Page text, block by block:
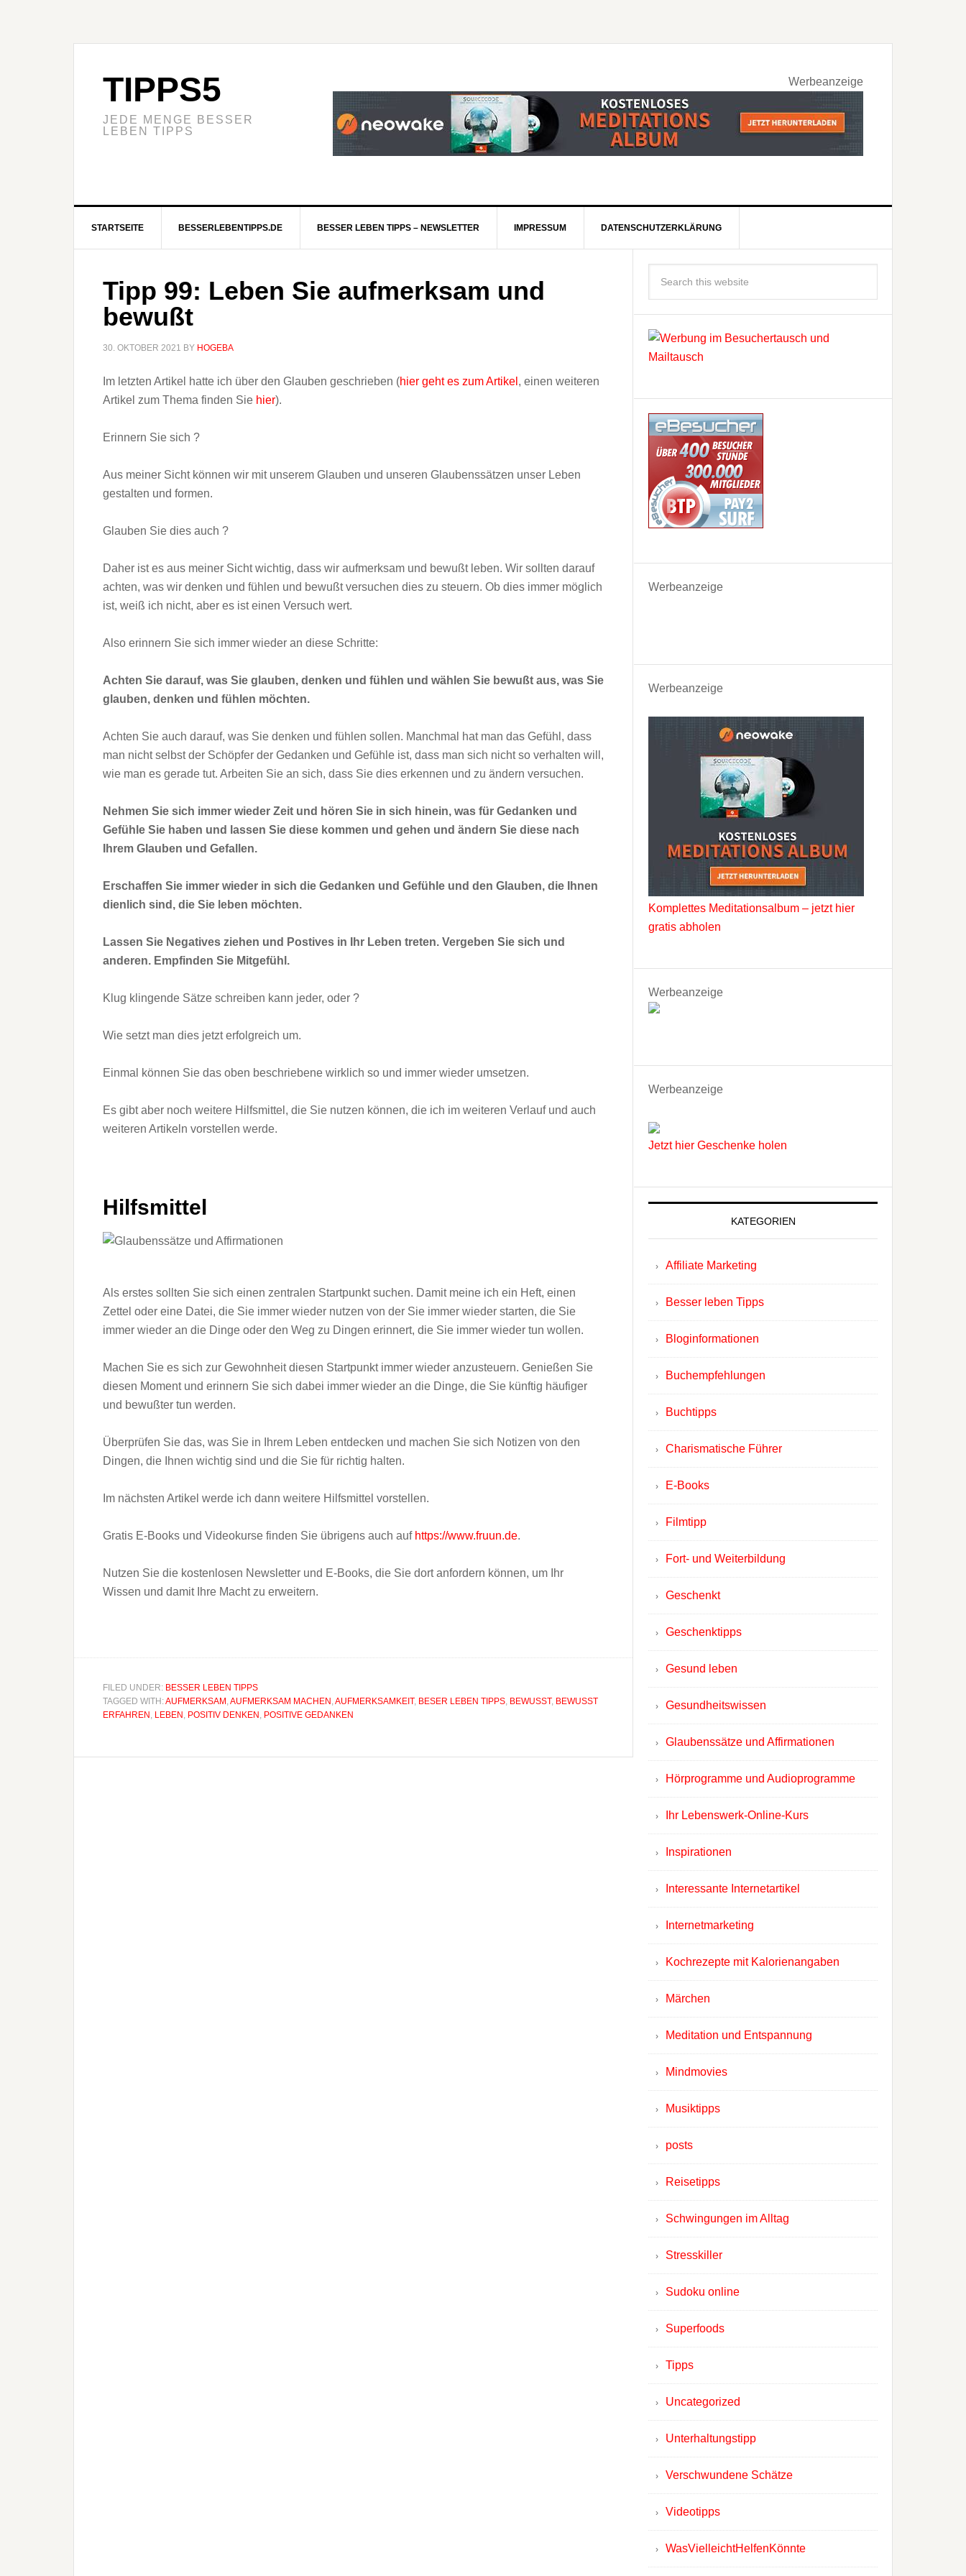
TIPPS5
JEDE MENGE BESSER
LEBEN TIPPS
Werbeanzeige
STARTSEITE BESSERLEBENTIPPS.DE BESSER LEBEN TIPPS – NEWSLETTER IMPRESSUM DATENSCHUTZERKLÄRUNG
Tipp 99: Leben Sie aufmerksam und
bewußt
30. OKTOBER 2021 BY HOGEBA
Im letzten Artikel hatte ich über den Glauben geschrieben (hier geht es zum Artikel , einen weiteren
Artikel zum Thema finden Sie hier).
Erinnern Sie sich ?
Aus meiner Sicht können wir mit unserem Glauben und unseren Glaubenssätzen unser Leben
gestalten und formen.
Glauben Sie dies auch ?
Daher ist es aus meiner Sicht wichtig, dass wir aufmerksam und bewußt leben. Wir sollten darauf
achten, was wir denken und fühlen und bewußt versuchen dies zu steuern. Ob dies immer möglich
ist, weiß ich nicht, aber es ist einen Versuch wert.
Also erinnern Sie sich immer wieder an diese Schritte:
Achten Sie darauf, was Sie glauben, denken und fühlen und wählen Sie bewußt aus, was Sie
glauben, denken und fühlen möchten.
Achten Sie auch darauf, was Sie denken und fühlen sollen. Manchmal hat man das Gefühl, dass
man nicht selbst der Schöpfer der Gedanken und Gefühle ist, dass man sich nicht so verhalten will,
wie man es gerade tut. Arbeiten Sie an sich, dass Sie dies erkennen und zu ändern versuchen.
Nehmen Sie sich immer wieder Zeit und hören Sie in sich hinein, was für Gedanken und
Gefühle Sie haben und lassen Sie diese kommen und gehen und ändern Sie diese nach
Ihrem Glauben und Gefallen.
Erschaffen Sie immer wieder in sich die Gedanken und Gefühle und den Glauben, die Ihnen
dienlich sind, die Sie leben möchten.
Lassen Sie Negatives ziehen und Postives in Ihr Leben treten. Vergeben Sie sich und
anderen. Empfinden Sie Mitgefühl.
Klug klingende Sätze schreiben kann jeder, oder ?
Wie setzt man dies jetzt erfolgreich um.
Einmal können Sie das oben beschriebene wirklich so und immer wieder umsetzen.
Es gibt aber noch weitere Hilfsmittel, die Sie nutzen können, die ich im weiteren Verlauf und auch
weiteren Artikeln vorstellen werde.
Hilfsmittel
Als erstes sollten Sie sich einen zentralen Startpunkt suchen. Damit meine ich ein Heft, einen
Zettel oder eine Datei, die Sie immer wieder nutzen von der Sie immer wieder starten, die Sie
immer wieder an die Dinge oder den Weg zu Dingen erinnert, die Sie immer wieder tun wollen.
Machen Sie es sich zur Gewohnheit diesen Startpunkt immer wieder anzusteuern. Genießen Sie
diesen Moment und erinnern Sie sich dabei immer wieder an die Dinge, die Sie künftig häufiger
und bewußter tun werden.
Überprüfen Sie das, was Sie in Ihrem Leben entdecken und machen Sie sich Notizen von den
Dingen, die Ihnen wichtig sind und die Sie für richtig halten.
Im nächsten Artikel werde ich dann weitere Hilfsmittel vorstellen.
Gratis E-Books und Videokurse finden Sie übrigens auch auf https://www.fruun.de.
Nutzen Sie die kostenlosen Newsletter und E-Books, die Sie dort anfordern können, um Ihr
Wissen und damit Ihre Macht zu erweitern.
FILED UNDER: BESSER LEBEN TIPPS
TAGGED WITH:AUFMERKSAM ,AUFMERKSAM MACHEN ,AUFMERKSAMKEIT, BESER LEBEN TIPPS, BEWUSST , BEWUSST E
RFAHREN
, LEBEN , POSITIV DENKEN , POSITIVE GEDANKEN
Werbeanzeige
Werbeanzeige
Komplettes Meditationsalbum – jetzt hier
gratis abholen
Werbeanzeige
Werbeanzeige
Jetzt hier Geschenke holen
KATEGORIEN
Affiliate Marketing
Besser leben Tipps
Bloginformationen
Buchempfehlungen
Buchtipps
Charismatische Führer
E-Books
Filmtipp
Fort- und Weiterbildung
Geschenkt
Geschenktipps
Gesund leben
Gesundheitswissen
Glaubenssätze und Affirmationen
Hörprogramme und Audioprogramme
Ihr Lebenswerk-Online-Kurs
Inspirationen
Interessante Internetartikel
Internetmarketing
Kochrezepte mit Kalorienangaben
Märchen
Meditation und Entspannung
Mindmovies
Musiktipps
posts
Reisetipps
Schwingungen im Alltag
Stresskiller
Sudoku online
Superfoods
Tipps
Uncategorized
Unterhaltungstipp
Verschwundene Schätze
Videotipps
WasVielleichtHelfenKönnte